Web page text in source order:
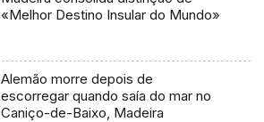
«Melhor Destino Insular do Mundo»
Alemão morre depois de
escorregar quando saía do mar no
Caniço-de-Baixo, Madeira